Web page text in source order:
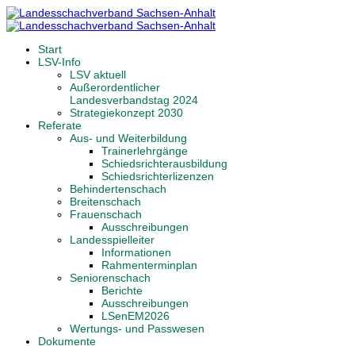
Start
LSV-Info
LSV aktuell
Außerordentlicher
Landesverbandstag 2024
Strategiekonzept 2030
Referate
Aus- und Weiterbildung
Trainerlehrgänge
Schiedsrichterausbildung
Schiedsrichterlizenzen
Behindertenschach
Breitenschach
Frauenschach
Ausschreibungen
Landesspielleiter
Informationen
Rahmenterminplan
Seniorenschach
Berichte
Ausschreibungen
LSenEM2026
Wertungs- und Passwesen
Dokumente